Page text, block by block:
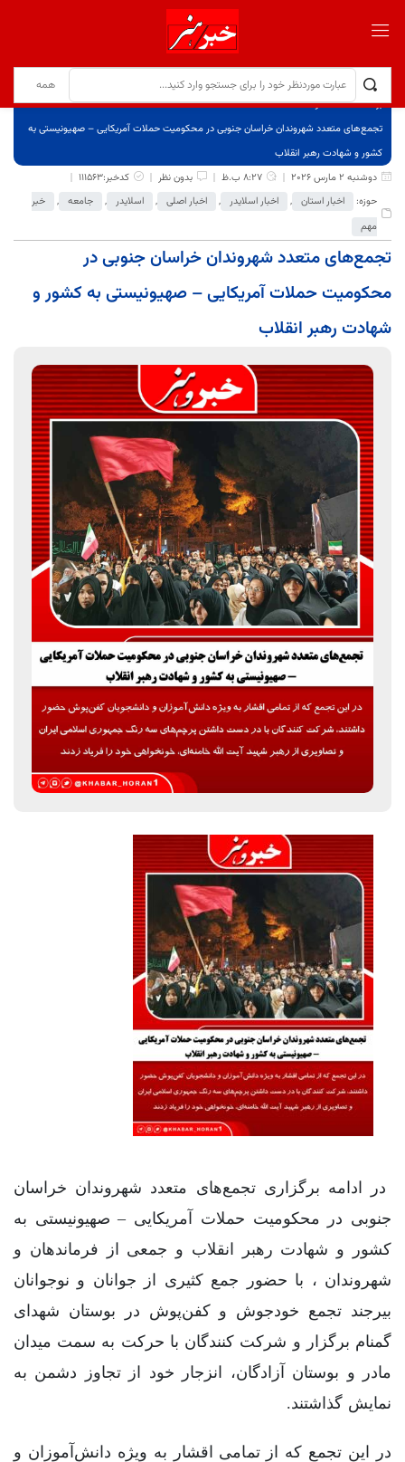
برگ نخست
نوشته‌ها
تجمع‌های متعدد شهروندان خراسان جنوبی در محکومیت حملات آمریکایی – صهیونیستی به
کشور و شهادت رهبر انقلاب
دوشنبه 2 مارس 2026
8:27 ب.ظ بدون نظر
کدخبر:111563
حوزه:
اخبار استان , اخبار اسلایدر , اخبار اصلی , اسلایدر , جامعه ,
خبر
مهم
تجمع‌های متعدد شهروندان خراسان جنوبی در
محکومیت حملات آمریکایی – صهیونیستی به کشور و
شهادت رهبر انقلاب
در ادامه برگزاری تجمع‌های متعدد شهروندان خراسان
جنوبی در محکومیت حملات آمریکایی – صهیونیستی به
کشور و شهادت رهبر انقلاب و جمعی از فرماندهان و
شهروندان ، با حضور جمع کثیری از جوانان و نوجوانان
بیرجند تجمع خودجوش و کفن‌پوش در بوستان شهدای
گمنام برگزار و شرکت کنندگان با حرکت به سمت میدان
مادر و بوستان آزادگان، انزجار خود از تجاوز دشمن به
نمایش گذاشتند.
در این تجمع که از تمامی اقشار به ویژه دانش‌آموزان و